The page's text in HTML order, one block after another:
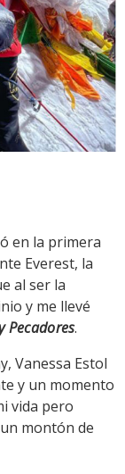
en la primera
Everest, la
al ser la
y me llevé
Pecadores.
Vanessa Estol
y un momento
vida pero
montón de